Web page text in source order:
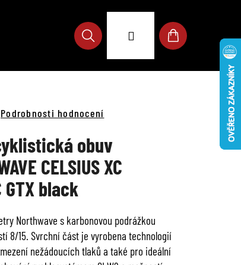
Hledat
Přihlášení
Nákupní
Podrobnosti hodnocení
obuv
CELSIUS XC
GTX black
Northwave s karbonovou podrážkou
8/15. Svrchní část je vyrobena technologií
nežádoucích tlaků a také pro ideální